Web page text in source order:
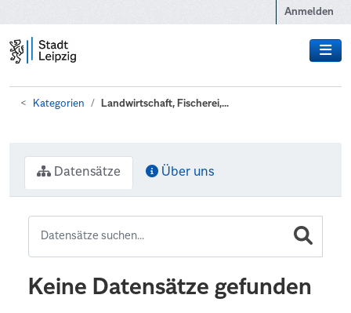
Anmelden
Kategorien Landwirtschaft, Fischerei,...
Datensätze Über uns
Keine Datensätze gefunden